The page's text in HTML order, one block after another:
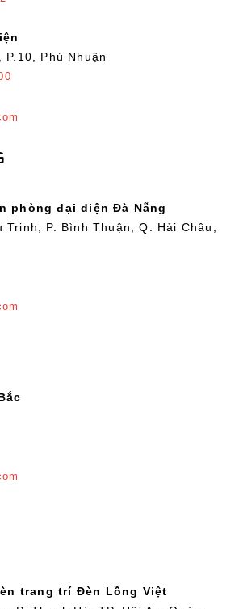
P.10, Phú Nhuận
phòng đại diện Đà Nẵng
Trinh, P. Bình Thuận, Q. Hải Châu,
trang trí Đèn Lồng Việt